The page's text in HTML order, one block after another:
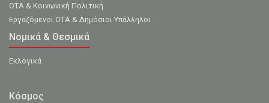
ΟΤΑ & Κοινωνική Πολιτική
Εργαζόμενοι ΟΤΑ & Δημόσιοι Υπάλληλοι
Νομικά & Θεσμικά
Εκλογικά
Κόσμος